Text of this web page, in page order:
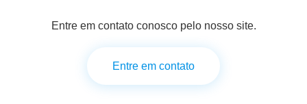
Entre em contato conosco pelo nosso site.
Entre em contato